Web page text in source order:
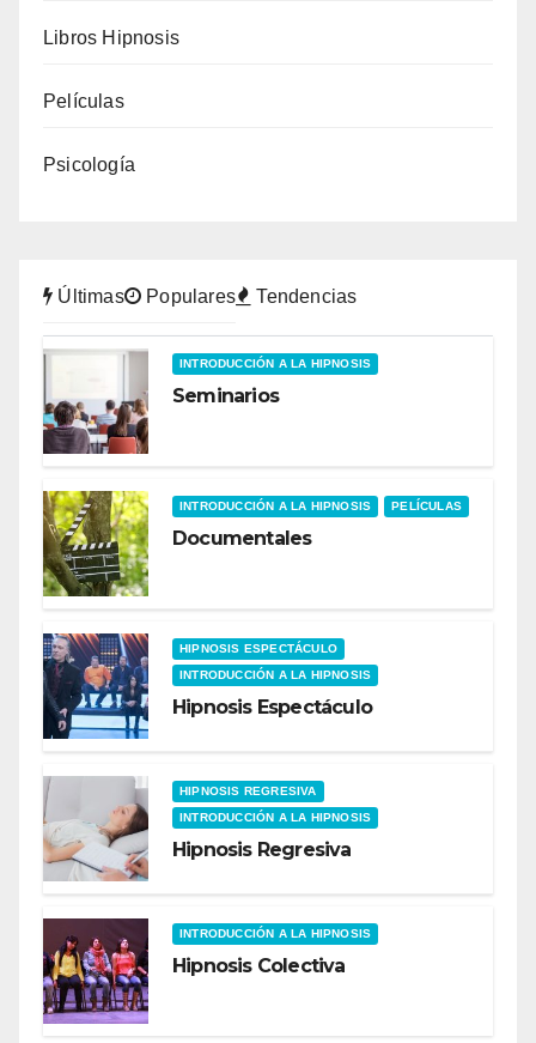
Libros Hipnosis
Películas
Psicología
Últimas Populares Tendencias
INTRODUCCIÓN A LA HIPNOSIS
Seminarios
INTRODUCCIÓN A LA HIPNOSIS PELÍCULAS
Documentales
HIPNOSIS ESPECTÁCULO
INTRODUCCIÓN A LA HIPNOSIS
Hipnosis Espectáculo
HIPNOSIS REGRESIVA
INTRODUCCIÓN A LA HIPNOSIS
Hipnosis Regresiva
INTRODUCCIÓN A LA HIPNOSIS
Hipnosis Colectiva